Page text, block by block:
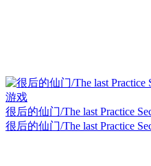
很后的仙门/The last Practice
很后的仙门/The last Practice